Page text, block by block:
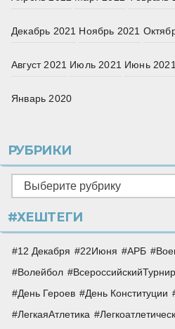
Декабрь 2021 Ноябрь 2021
Август 2021 Июль 2021 Июнь
Январь 2020
РУБРИКИ
Рубрики
#ХЕШТЕГИ
12 Декабря 22Июня АРБ
Волейбол
ВсероссийскийТурнир
День Героев
День Конституции
ЛегкаяАтлетика